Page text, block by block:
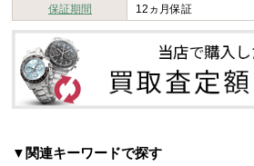
保証期間
12ヵ月保証
▼関連キーワードで探す